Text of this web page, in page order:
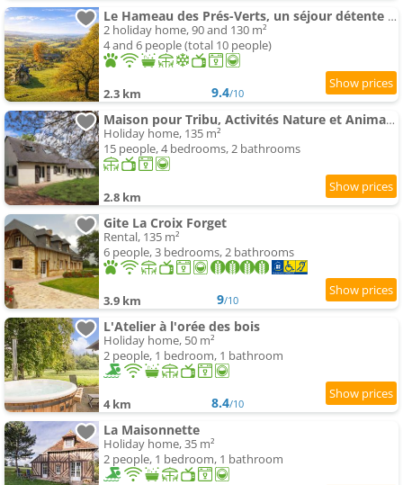
Le Hameau des Prés-Verts, un séjour détente et bien être pour les amoureux de la nature au cœur du P
2 holiday home, 90 and 130 m²
4 and 6 people (total 10 people)
2.3 km 9.4/10
Maison pour Tribu, Activités Nature et Animaux Acceptés - FR-1-497-250
Holiday home, 135 m²
15 people, 4 bedrooms, 2 bathrooms
2.8 km
Gite La Croix Forget
Rental, 135 m²
6 people, 3 bedrooms, 2 bathrooms
3.9 km 9/10
L'Atelier à l'orée des bois
Holiday home, 50 m²
2 people, 1 bedroom, 1 bathroom
4 km 8.4/10
La Maisonnette
Holiday home, 35 m²
2 people, 1 bedroom, 1 bathroom